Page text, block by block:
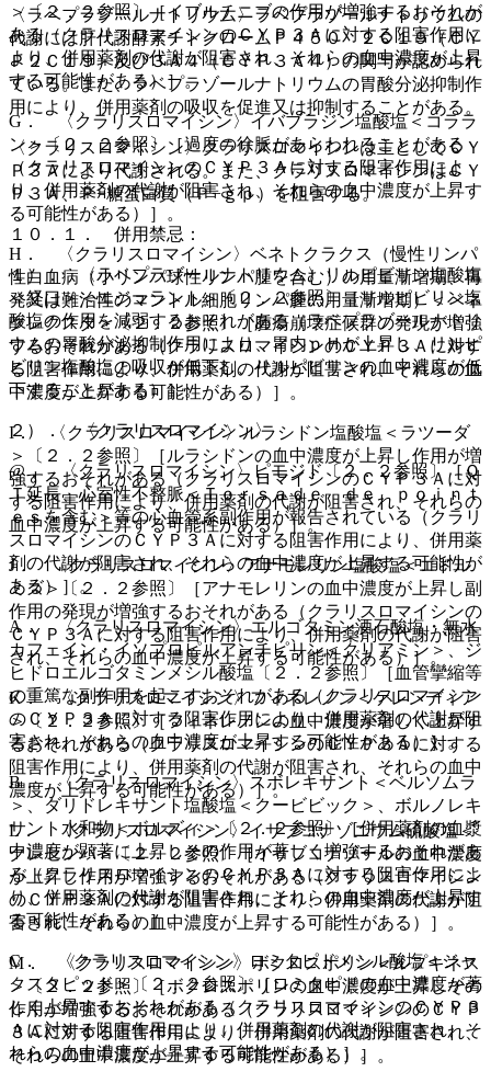
＞〔２．２参照〕［イブルチニブの作用が増強するおそれが
ある（クラリスロマイシンのＣＹＰ３Ａに対する阻害作用に
より、併用薬剤の代謝が阻害され、それらの血中濃度が上昇
する可能性がある）］。
G． 〈クラリスロマイシン〉イバブラジン塩酸塩＜コララ
ン＞〔２．２参照〕［過度の徐脈があらわれることがある
（クラリスロマイシンのＣＹＰ３Ａに対する阻害作用によ
り、併用薬剤の代謝が阻害され、それらの血中濃度が上昇す
る可能性がある）］。
H． 〈クラリスロマイシン〉ベネトクラクス（慢性リンパ
性白血病（小リンパ球性リンパ腫を含む）の用量漸増期、再
発又は難治性のマントル細胞リンパ腫の用量漸増期）＜ベネ
クレクスタ＞〔２．２参照〕［腫瘍崩壊症候群の発現が増強
するおそれがある（クラリスロマイシンのＣＹＰ３Ａに対す
る阻害作用により、併用薬剤の代謝が阻害され、それらの血
中濃度が上昇する可能性がある）］。
I． 〈クラリスロマイシン〉ルラシドン塩酸塩＜ラツーダ
＞〔２．２参照〕［ルラシドンの血中濃度が上昇し作用が増
強するおそれがある（クラリスロマイシンのＣＹＰ３Ａに対
する阻害作用により、併用薬剤の代謝が阻害され、それらの
血中濃度が上昇する可能性がある）］。
J． 〈クラリスロマイシン〉アナモレリン塩酸塩＜エドル
ミズ＞〔２．２参照〕［アナモレリンの血中濃度が上昇し副
作用の発現が増強するおそれがある（クラリスロマイシンの
ＣＹＰ３Ａに対する阻害作用により、併用薬剤の代謝が阻害
され、それらの血中濃度が上昇する可能性がある）］。
K． 〈クラリスロマイシン〉フィネレノン＜ケレンディア
＞〔２．２参照〕［フィネレノンの血中濃度が著しく上昇す
るおそれがある（クラリスロマイシンのＣＹＰ３Ａに対する
阻害作用により、併用薬剤の代謝が阻害され、それらの血中
濃度が上昇する可能性がある）］。
L． 〈クラリスロマイシン〉イサブコナゾニウム硫酸塩＜
クレセンバ＞〔２．２参照〕［イサブコナゾールの血中濃度
が上昇し作用が増強するおそれがある（クラリスロマイシン
のＣＹＰ３Ａに対する阻害作用により、併用薬剤の代謝が阻
害され、それらの血中濃度が上昇する可能性がある）］。
M． 〈クラリスロマイシン〉ボクロスポリン＜ルプキネス
＞〔２．２参照〕［ボクロスポリンの血中濃度が上昇しその
作用が増強するおそれがある（クラリスロマイシンのＣＹＰ
３Ａに対する阻害作用により、併用薬剤の代謝が阻害され、
それらの血中濃度が上昇する可能性がある）］。
〈ラベプラゾールナトリウム〉ラベプラゾールナトリウムの
代謝には肝代謝酵素チトクロームＰ４５０ ２Ｃ１９（ＣＹ
Ｐ２Ｃ１９）及び３Ａ４（ＣＹＰ３Ａ４）の関与が認められ
ている。また、ラベプラゾールナトリウムの胃酸分泌抑制作
用により、併用薬剤の吸収を促進又は抑制することがある。
〈クラリスロマイシン〉クラリスロマイシンは主としてＣＹ
Ｐ３Ａにより代謝される。また、クラリスロマイシンはＣＹ
Ｐ３Ａ、Ｐ−糖蛋白質（Ｐ−ｇｐ）を阻害する。
１０．１． 併用禁忌：
１）． 〈ラベプラゾールナトリウム〉リルピビリン塩酸塩
＜経口＞＜エジュラント＞〔２．２参照〕［リルピビリン塩
酸塩の作用を減弱するおそれがある（ラベプラゾールナトリ
ウムの胃酸分泌抑制作用により、胃内ｐＨが上昇し、リルピ
ビリン塩酸塩の吸収が低下し、リルピビリンの血中濃度が低
下することがある）］。
２）． 〈クラリスロマイシン〉
@． 〈クラリスロマイシン〉ピモジド〔２．２参照〕［Ｑ
Ｔ延長、心室性不整脈＜Ｔｏｒｓａｄｅ ｄｅ ｐｏｉｎｔ
ｅｓを含む＞等の心血管系副作用が報告されている（クラリ
スロマイシンのＣＹＰ３Ａに対する阻害作用により、併用薬
剤の代謝が阻害され、それらの血中濃度が上昇する可能性が
ある）］。
A． 〈クラリスロマイシン〉エルゴタミン酒石酸塩・無水
カフェイン・イソプロピルアンチピリン＜クリアミン＞、ジ
ヒドロエルゴタミンメシル酸塩〔２．２参照〕［血管攣縮等
の重篤な副作用を起こすおそれがある（クラリスロマイシン
のＣＹＰ３Ａに対する阻害作用により、併用薬剤の代謝が阻
害され、それらの血中濃度が上昇する可能性がある）］。
B． 〈クラリスロマイシン〉スボレキサント＜ベルソムラ
＞、ダリドレキサント塩酸塩＜クービビック＞、ボルノレキ
サント水和物＜ボルズィ＞〔２．２参照〕［併用薬剤の血漿
中濃度が顕著に上昇しその作用が著しく増強するおそれがあ
る（クラリスロマイシンのＣＹＰ３Ａに対する阻害作用によ
り、併用薬剤の代謝が阻害され、それらの血中濃度が上昇す
る可能性がある）］。
C． 〈クラリスロマイシン〉ロミタピドメシル酸塩＜ジャ
クスタピッド＞〔２．２参照〕［ロミタピドの血中濃度が著
しく上昇するおそれがある（クラリスロマイシンのＣＹＰ３
Ａに対する阻害作用により、併用薬剤の代謝が阻害され、そ
れらの血中濃度が上昇する可能性がある）］。